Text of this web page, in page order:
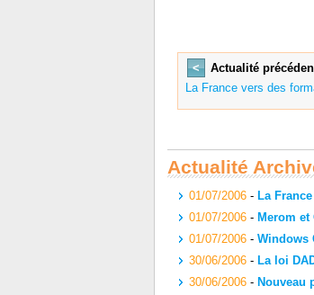
<
Actualité
La France vers des
Actualité
01/07/2006- La
01/07/2006- Merom et
01/07/2006- Windows
30/06/2006- La loi
30/06/2006- Nouveau